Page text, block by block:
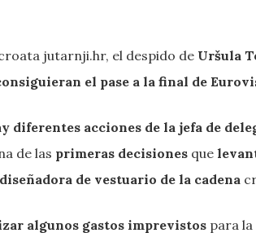
jutarnji.hr, el despido de Uršula
el pase a la final de
diferentes acciones de la jefa de
de las primeras decisiones que
diseñadora de vestuario de la cadena
algunos gastos imprevistos para la